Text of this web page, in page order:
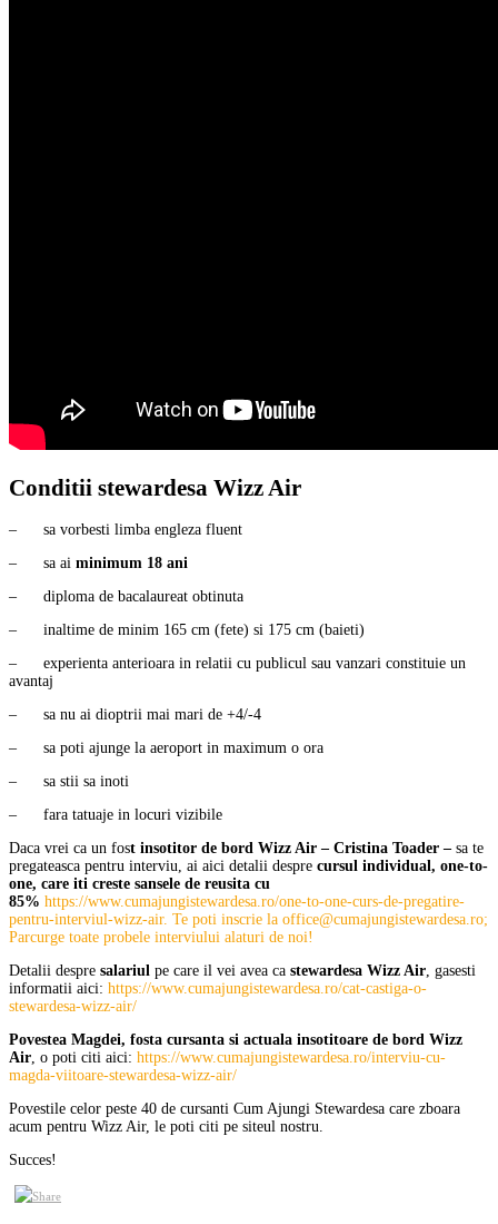
Conditii stewardesa Wizz Air
– sa vorbesti limba engleza fluent
– sa ai minimum 18 ani
– diploma de bacalaureat obtinuta
– inaltime de minim 165 cm (fete) si 175 cm (baieti)
– experienta anterioara in relatii cu publicul sau vanzari constituie un
avantaj
– sa nu ai dioptrii mai mari de +4/-4
– sa poti ajunge la aeroport in maximum o ora
– sa stii sa inoti
– fara tatuaje in locuri vizibile
Daca vrei ca un fost insotitor de bord Wizz Air – Cristina Toader – sa te
pregateasca pentru interviu, ai aici detalii despre cursul individual, one-to-
one, care iti creste sansele de reusita cu
85% https://www.cumajungistewardesa.ro/one-to-one-curs-de-pregatire-
pentru-interviul-wizz-air. Te poti inscrie la office@cumajungistewardesa.ro;
Parcurge toate probele interviului alaturi de noi!
Detalii despre salariul pe care il vei avea ca stewardesa Wizz Air, gasesti
informatii aici: https://www.cumajungistewardesa.ro/cat-castiga-o-
stewardesa-wizz-air/
Povestea Magdei, fosta cursanta si actuala insotitoare de bord Wizz
Air, o poti citi aici: https://www.cumajungistewardesa.ro/interviu-cu-
magda-viitoare-stewardesa-wizz-air/
Povestile celor peste 40 de cursanti Cum Ajungi Stewardesa care zboara
acum pentru Wizz Air, le poti citi pe siteul nostru.
Succes!